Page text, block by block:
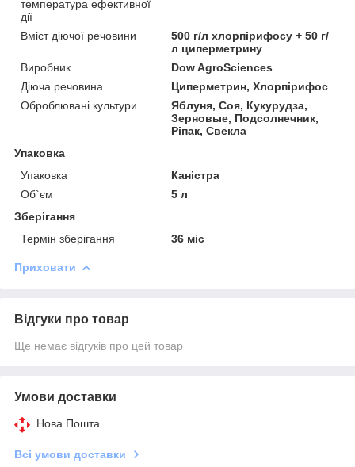
температура ефективної
дії
Вміст діючої речовини
500 г/л хлорпірифосу + 50 г/
л циперметрину
Виробник
Dow AgroSciences
Діюча речовина
Циперметрин, Хлорпірифос
Оброблювані культури.
Яблуня, Соя, Кукурудза,
Зерновые, Подсолнечник,
Ріпак, Свекла
Упаковка
Упаковка
Каністра
Об`єм
5 л
Зберігання
Термін зберігання
36 міс
Приховати
Відгуки про товар
Ще немає відгуків про цей товар
Умови доставки
Нова Пошта
Всі умови доставки